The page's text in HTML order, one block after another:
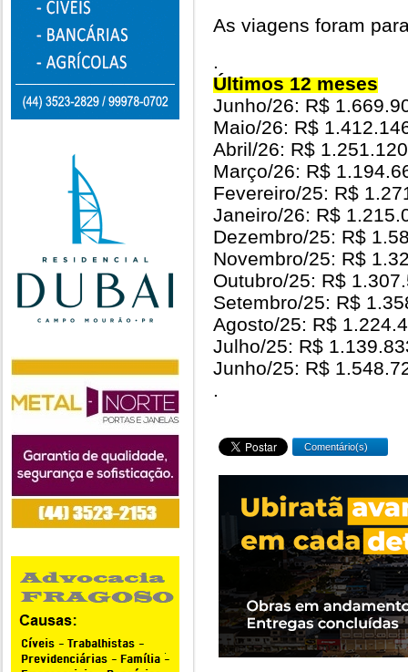
As viagens foram
.
Últimos 12 meses
Junho/26: R$
Maio/26: R$
Abril/26: R$
Março/26: R$
Fevereiro/25: R$
Janeiro/26: R$
Dezembro/25: R$
Novembro/25: R$
Outubro/25: R$
Setembro/25: R$
Agosto/25: R$
Julho/25: R$
Junho/25: R$
.
Comentário(s)